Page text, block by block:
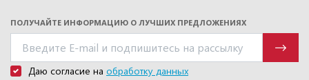
ПОЛУЧАЙТЕ ИНФОРМАЦИЮ О ЛУЧШИХ ПРЕДЛОЖЕНИЯХ
Даю согласие на обработку данных